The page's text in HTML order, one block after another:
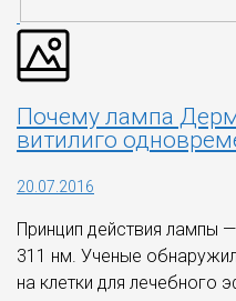
Почему лампа
витилиго
20.07.2016
Принцип действия лампы
311 нм. Ученые
на клетки для лечебного